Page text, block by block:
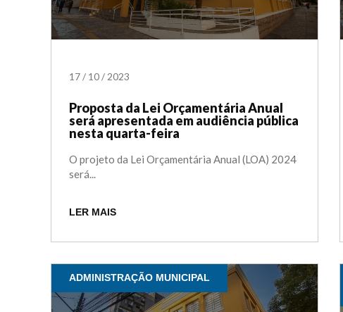
17/ 10/2023
Proposta da Lei Orçamentária Anual
será apresentada em audiência pública
nesta quarta-feira
O projeto da Lei Orçamentária Anual (LOA) 2024
será...
LER MAIS
ADMINISTRAÇÃO MUNICIPAL